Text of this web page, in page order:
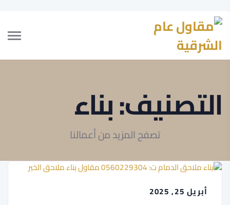
التصنيف:بناء
تصفح المزيد من أعمالنا
أبريل 25, 2025